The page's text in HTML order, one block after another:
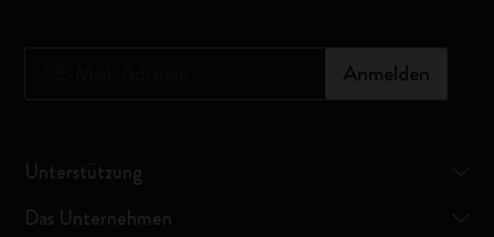
Anmelden
Unterstützung
Das Unternehmen